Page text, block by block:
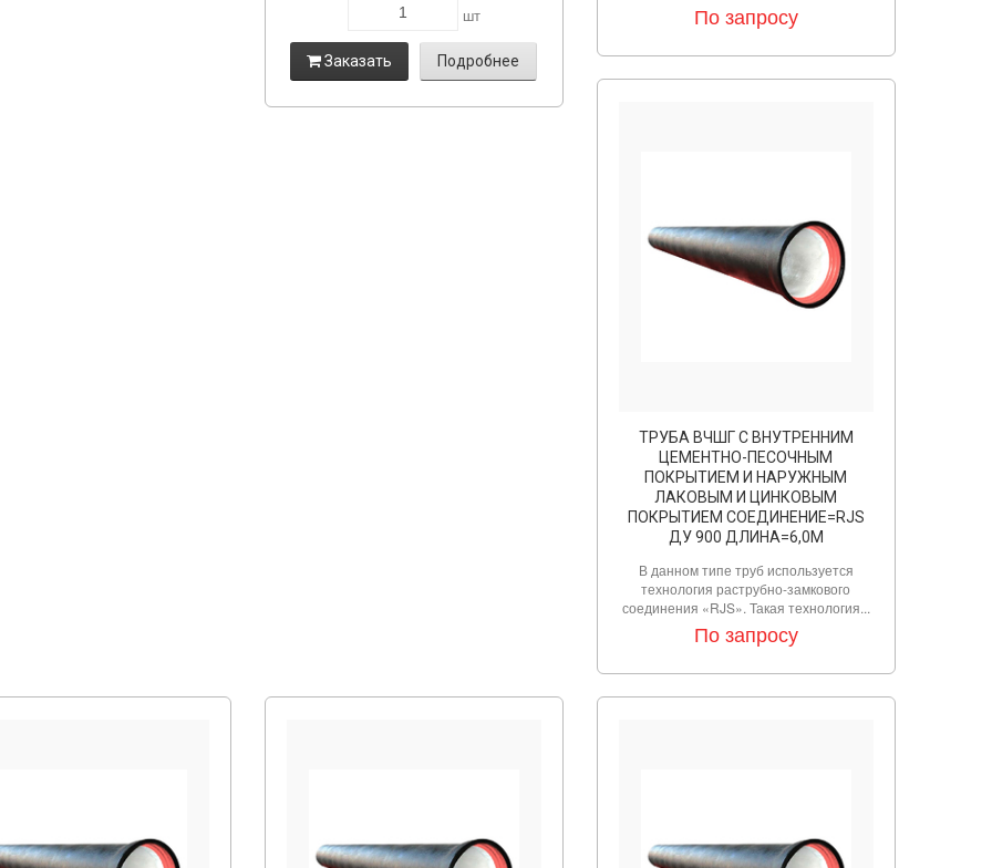
шт
Заказать Подробнее
По запросу
ТРУБА ВЧШГ С ВНУТРЕННИМ
ЦЕМЕНТНО-ПЕСОЧНЫМ
ПОКРЫТИЕМ И НАРУЖНЫМ
ЛАКОВЫМ И ЦИНКОВЫМ
ПОКРЫТИЕМ СОЕДИНЕНИЕ=RJS
ДУ 900 ДЛИНА=6,0М
В данном типе труб используется
технология раструбно-замкового
соединения «RJS». Такая технология...
По запросу